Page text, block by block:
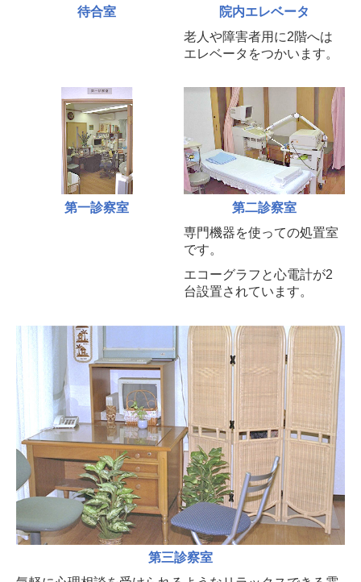
待合室
院内エレベータ
老人や障害者用に2階へは
エレベータをつかいます。
第一診察室
第二診察室
専門機器を使っての処置室
です。
エコーグラフと心電計が2
台設置されています。
第三診察室